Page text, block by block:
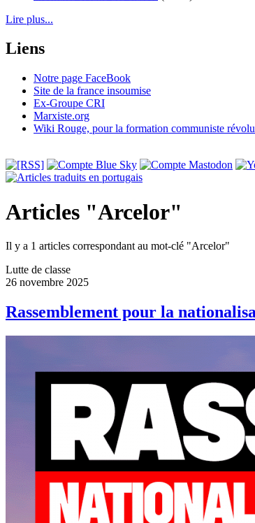
Lire plus...
Liens
Notre page FaceBook
Site de la france insoumise
Ex-Groupe CRI
Marxiste.org
Wiki Rouge, pour la formation communiste
Articles "Arcelor"
Il y a 1 articles correspondant au mot-clé "Arcelor"
Lutte de classe
26 novembre 2025
Rassemblement pour la